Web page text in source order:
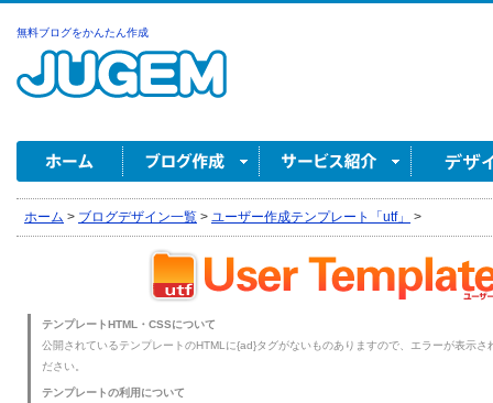
無料ブログをかんたん作成
ホーム > ブログデザイン一覧 > ユーザー作成テンプレート「utf」 >
テンプレートHTML・CSSについて
公開されているテンプレートのHTMLに{ad}タグがないものありますので、エラーが表示
ださい。
テンプレートの利用について